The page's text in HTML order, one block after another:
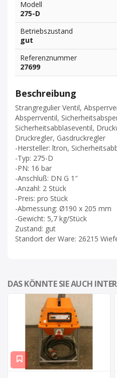
Modell
275-D
Betriebszustand
gut
Referenznummer
27699
Beschreibung
Strangregulier Ventil,
Absperrventil,
Sicherheitsabblaseventil,
Druckregler, Gasdruckregler
-Hersteller: ltron,
-Typ: 275-D
-PN: 16 bar
-Anschluß: DN G 1″
-Anzahl: 2 Stück
-Preis: pro Stück
-Abmessung: Ø190 x 205 mm
-Gewicht: 5,7 kg/Stück
Zustand: gut
Standort der Ware: 26215
DAS KÖNNTE SIE AUCH